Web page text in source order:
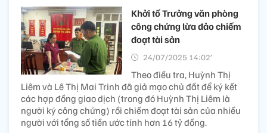
Khởi tố Trưởng văn phòng
công chứng lừa đảo chiếm
đoạt tài sản
24/07/2025 14:02’
Theo điều tra, Huỳnh Thị
Liêm và Lê Thị Mai Trinh đã giả mạo chủ đất để ký kết
các hợp đồng giao dịch (trong đó Huỳnh Thị Liêm là
người ký công chứng) rồi chiếm đoạt tài sản của nhiều
người với tổng số tiền ước tính hơn 16 tỷ đồng.